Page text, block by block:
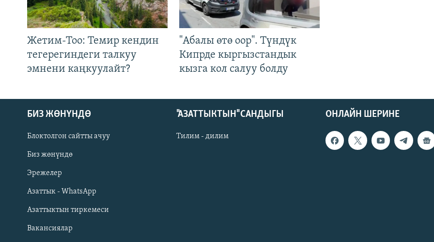
Русский
ОНЛАЙН ШЕРИНЕ
Жетим-Тоо: Темир кендин
тегерегиндеги талкуу
эмнени каңкуулайт?
"Абалы өтө оор". Түндүк
Кипрде кыргызстандык
кызга кол салуу болду
ОНЛАЙН ШЕРИНЕ
БИЗ ЖӨНҮНДӨ
Блоктолгон сайтты ачуу
Биз жөнүндө
Эрежелер
Азаттык - WhatsApp
Азаттыктын тиркемеси
Вакансиялар
"АЗАТТЫКТЫН" САНДЫГЫ
Тилим - дилим